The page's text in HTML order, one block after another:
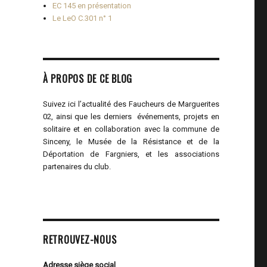
EC 145 en présentation
Le LeO C.301 n° 1
À PROPOS DE CE BLOG
Suivez ici l’actualité des Faucheurs de Marguerites
02, ainsi que les derniers événements, projets en
solitaire et en collaboration avec la commune de
Sinceny, le Musée de la Résistance et de la
Déportation de Fargniers, et les associations
partenaires du club.
RETROUVEZ-NOUS
Adresse siège social